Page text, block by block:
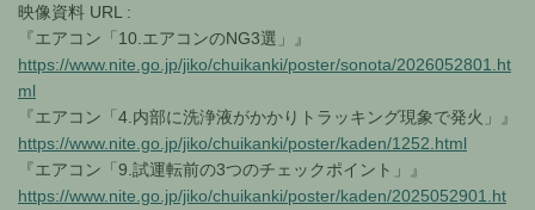
映像資料 URL :
『エアコン「10.エアコンのNG3選」』
https://www.nite.go.jp/jiko/chuikanki/poster/sonota/2026052801.ht
ml
『エアコン「4.内部に洗浄液がかかりトラッキング現象で発火」』
https://www.nite.go.jp/jiko/chuikanki/poster/kaden/1252.html
『エアコン「9.試運転前の3つのチェックポイント」』
https://www.nite.go.jp/jiko/chuikanki/poster/kaden/2025052901.ht